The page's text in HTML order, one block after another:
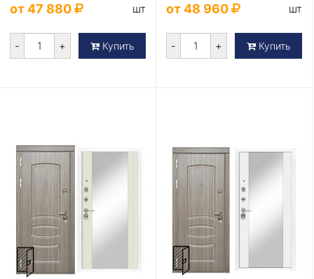
от 47 880 шт
- + Купить
от 48 960 шт
- + Купить